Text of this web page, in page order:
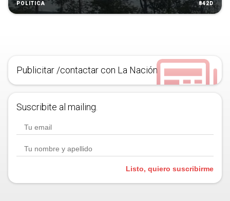
POLÍTICA 842D
Publicitar /contactar con La Nación
Suscribite al mailing.
Listo, quiero suscribirme